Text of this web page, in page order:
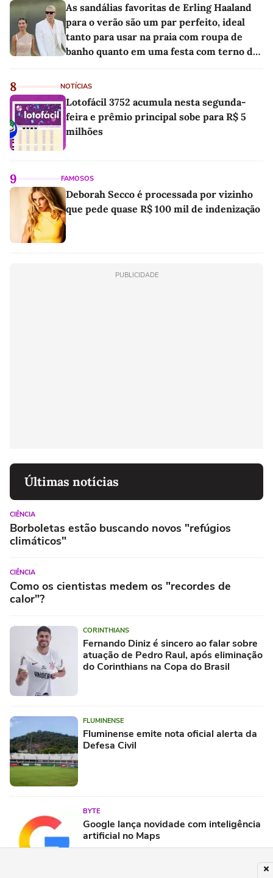
As sandálias favoritas de Erling Haaland
para o verão são um par perfeito, ideal
tanto para usar na praia com roupa de
banho quanto em uma festa com terno de
8 NOTÍCIAS
Lotofácil 3752 acumula nesta segunda-
feira e prêmio principal sobe para R$ 5
milhões
9 FAMOSOS
Deborah Secco é processada por vizinho
que pede quase R$ 100 mil de indenização
PUBLICIDADE
Últimas notícias
CIÊNCIA
Borboletas estão buscando novos "refúgios
climáticos"
CIÊNCIA
Como os cientistas medem os "recordes de
calor"?
CORINTHIANS
Fernando Diniz é sincero ao falar sobre
atuação de Pedro Raul, após eliminação
do Corinthians na Copa do Brasil
FLUMINENSE
Fluminense emite nota oficial alerta da
Defesa Civil
BYTE
Google lança novidade com inteligência
artificial no Maps